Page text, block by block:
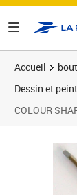
Accueil
Dessin et
COLOUR